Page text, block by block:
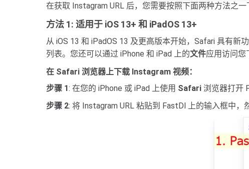
在获取 Instagram URL 后，您需要按照下面两种方法之
方法 1: 适用于 iOS 13+ 和 iPadOS 13+
从 iOS 13 和 iPadOS 13 及更高版本开始，Safari 具有新
列表。您还可以通过 iPhone 和 iPad 上的文件应用访问您
在 Safari 浏览器上下载 Instagram 视频：
步骤 1: 在您的 iPhone 或 iPad 上使用 Safari 浏览器打开
步骤 2: 将 Instagram URL 粘贴到 FastDl 上的输入框中，